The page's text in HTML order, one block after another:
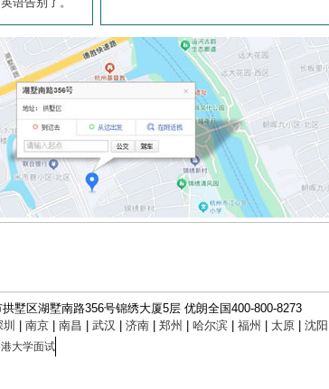
墅区湖墅南路356号锦绣大厦5层 优朗全国400-800-8273
南京 南昌 武汉 济南 郑州 哈尔滨 福州 太原 沈阳
大学面试